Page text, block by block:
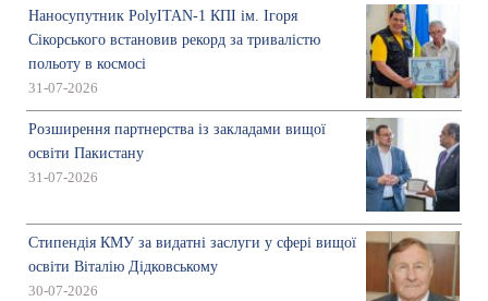
Наносупутник PolyITAN-1 КПІ ім. Ігоря
Сікорського встановив рекорд за тривалістю
польоту в космосі
31-07-2026
Розширення партнерства із закладами вищої
освіти Пакистану
31-07-2026
Стипендія КМУ за видатні заслуги у сфері вищої
освіти Віталію Дідковському
30-07-2026